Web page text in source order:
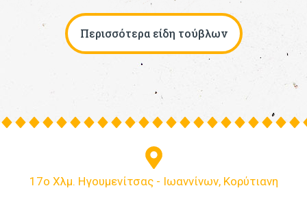
Περισσότερα είδη τούβλων
17ο Χλμ. Ηγουμενίτσας - Ιωαννίνων, Κορύτιανη